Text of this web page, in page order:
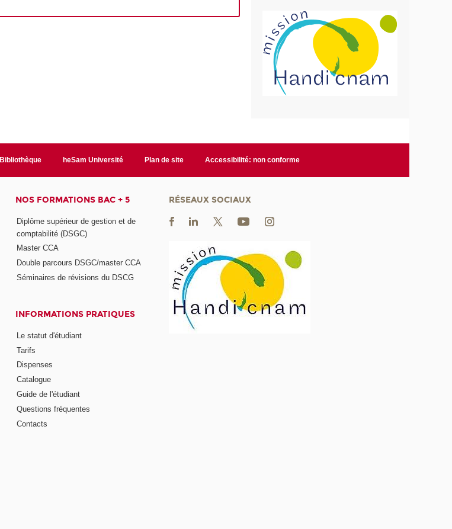
Bibliothèque heSam Université Plan de site Accessibilité: non conforme
NOS FORMATIONS BAC + 5
Diplôme supérieur de gestion et de
comptabilité (DSGC)
Master CCA
Double parcours DSGC/master CCA
Séminaires de révisions du DSCG
INFORMATIONS PRATIQUES
Le statut d'étudiant
Tarifs
Dispenses
Catalogue
Guide de l'étudiant
Questions fréquentes
Contacts
RÉSEAUX SOCIAUX